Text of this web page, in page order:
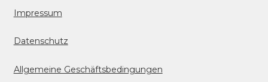
Impressum
Datenschutz
Allgemeine Geschäftsbedingungen